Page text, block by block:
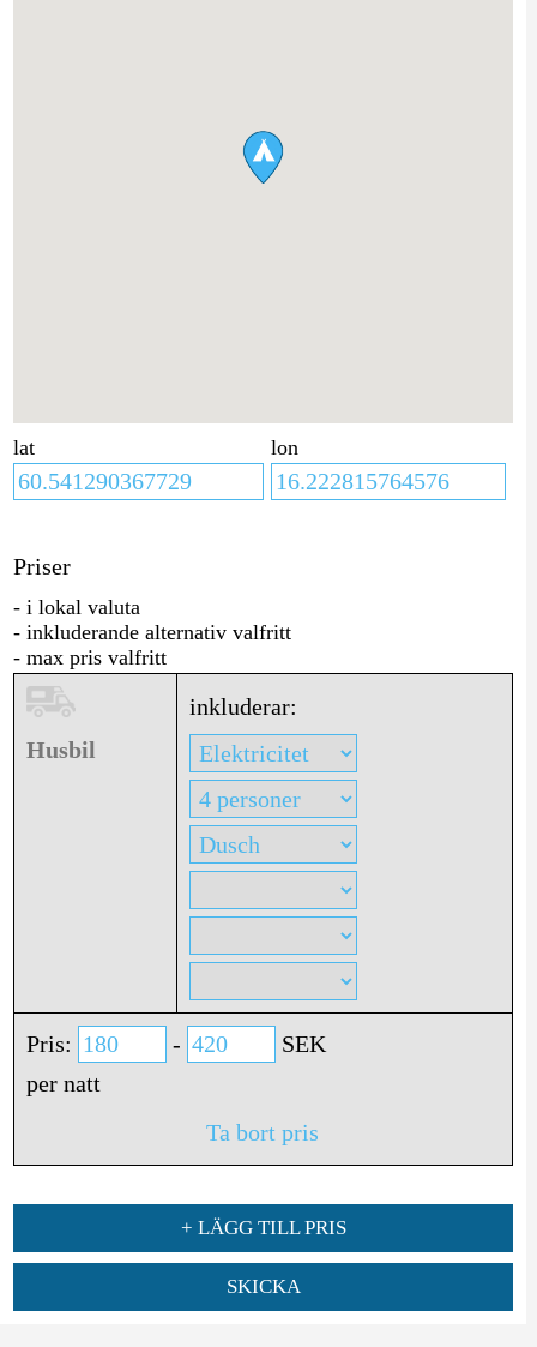
lat lon
Priser
- i lokal valuta
- inkluderande alternativ valfritt
- max pris valfritt
Husbil
inkluderar:
Pris: -
SEK
per natt
Ta bort pris
+ LÄGG TILL PRIS
SKICKA